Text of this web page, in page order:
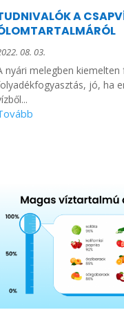
A
08. 03.
nyári melegben
jó, ha